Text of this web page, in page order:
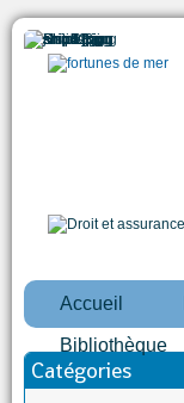
Accueil
Bibliothèque
Catégories